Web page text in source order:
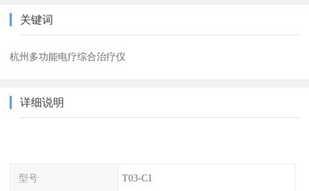
关键词
杭州多功能电疗综合治疗仪
详细说明
型号 T03-C1